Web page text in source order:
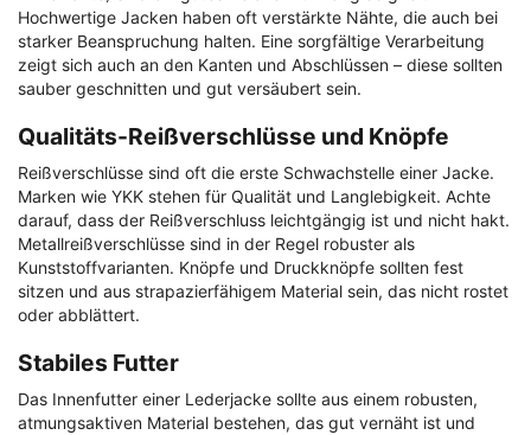
Hochwertige Jacken haben oft verstärkte Nähte, die auch bei
starker Beanspruchung halten. Eine sorgfältige Verarbeitung
zeigt sich auch an den Kanten und Abschlüssen – diese sollten
sauber geschnitten und gut versäubert sein.
Qualitäts-Reißverschlüsse und Knöpfe
Reißverschlüsse sind oft die erste Schwachstelle einer Jacke.
Marken wie YKK stehen für Qualität und Langlebigkeit. Achte
darauf, dass der Reißverschluss leichtgängig ist und nicht hakt.
Metallreißverschlüsse sind in der Regel robuster als
Kunststoffvarianten. Knöpfe und Druckknöpfe sollten fest
sitzen und aus strapazierfähigem Material sein, das nicht rostet
oder abblättert.
Stabiles Futter
Das Innenfutter einer Lederjacke sollte aus einem robusten,
atmungsaktiven Material bestehen, das gut vernäht ist und